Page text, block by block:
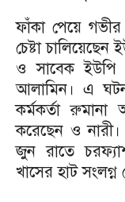
ফাঁকা পেয়ে গভীর
চেষ্টা
ও সাবেক ইউপি
আলামিন। এ
কর্মকর্তা
করেছেন ও নারী।
জুন রাতে
খাসের হাট সংলগ্ন